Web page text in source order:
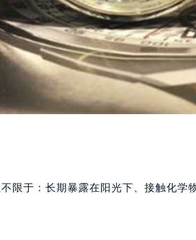
限于：长期暴露在阳光下、接触化学